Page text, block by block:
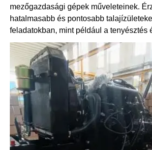
mezőgazdasági gépek műveleteinek.
hatalmasabb és pontosabb
feladatokban, mint például a tenyésztés